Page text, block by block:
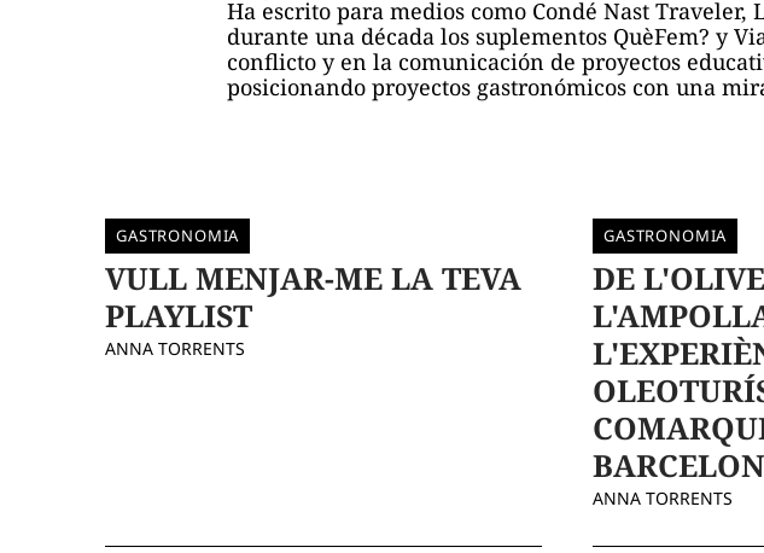
Ha escrito para medios como Condé Nast
durante una década los suplementos QuèFem? y
conflicto y en la comunicación de proyectos
posicionando proyectos gastronómicos con una
GASTRONOMIA
VULL MENJAR-ME LA TEVA
PLAYLIST
ANNA TORRENTS
GASTRONOMIA
DE
ANNA TORRENTS